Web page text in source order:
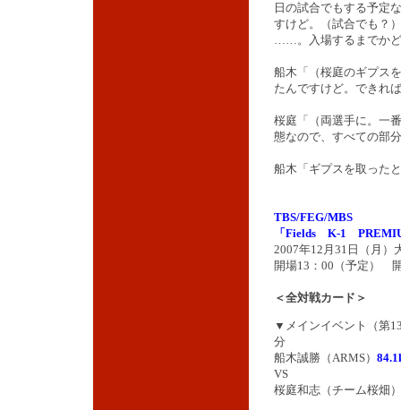
日の試合でもする予定
すけど。（試合でも？）
……。入場するまでか
船木「（桜庭のギプス
たんですけど。できれ
桜庭「（両選手に。一
態なので、すべての部
船木「ギプスを取った
TBS/FEG/MBS
「Fields K-1
2007年12月31日（月）
開場13：00（予定）
＜全対戦カード＞
▼メインイベント（
分
船木誠勝（ARMS）
VS
桜庭和志（チーム桜畑）